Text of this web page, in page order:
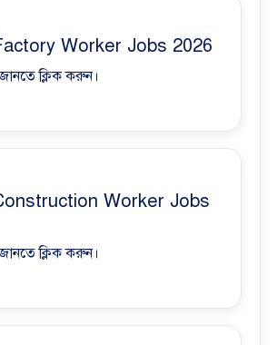
Worker Jobs 2026
জানতে ক্লিক করুন।
Worker Jobs
জানতে ক্লিক করুন।